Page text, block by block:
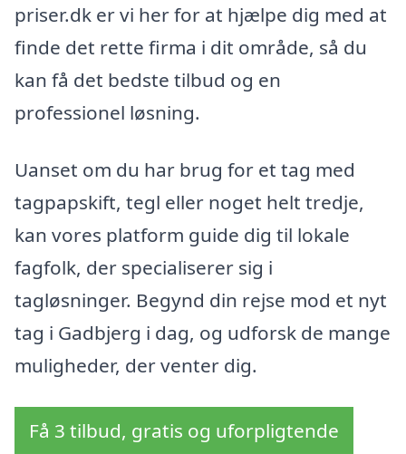
priser.dk er vi her for at hjælpe dig med at
finde det rette firma i dit område, så du
kan få det bedste tilbud og en
professionel løsning.
Uanset om du har brug for et tag med
tagpapskift, tegl eller noget helt tredje,
kan vores platform guide dig til lokale
fagfolk, der specialiserer sig i
tagløsninger. Begynd din rejse mod et nyt
tag i Gadbjerg i dag, og udforsk de mange
muligheder, der venter dig.
Få 3 tilbud, gratis og uforpligtende